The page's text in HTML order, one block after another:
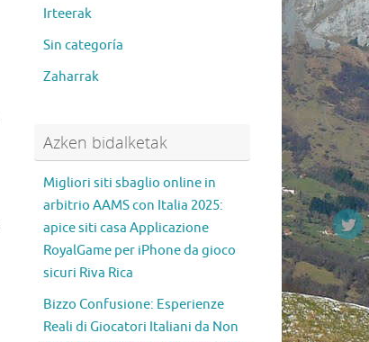
Irteerak
Sin categoría
Zaharrak
Azken bidalketak
Migliori siti sbaglio online in
arbitrio AAMS con Italia 2025:
apice siti casa Applicazione
RoyalGame per iPhone da gioco
sicuri Riva Rica
Bizzo Confusione: Esperienze
Reali di Giocatori Italiani da Non